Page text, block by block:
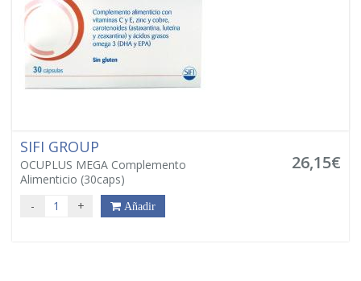
SIFI GROUP
OCUPLUS MEGA Complemento
Alimenticio (30caps)
26,15€
- + Añadir